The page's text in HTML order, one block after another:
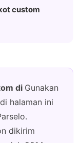
custom
di Gunakan
halaman ini
dikirim